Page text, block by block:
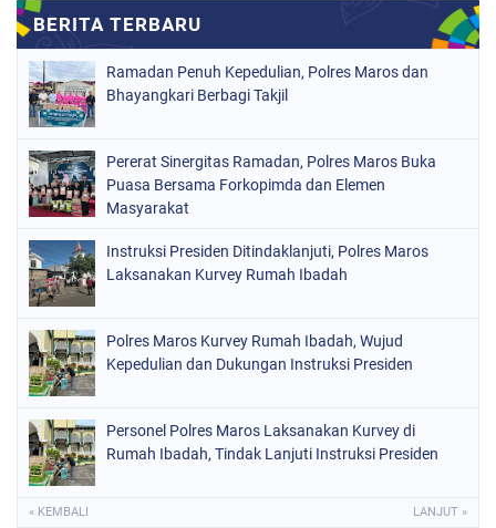
Ramadan Penuh Kepedulian, Polres Maros dan
Bhayangkari Berbagi Takjil
Pererat Sinergitas Ramadan, Polres Maros Buka
Puasa Bersama Forkopimda dan Elemen
Masyarakat
Instruksi Presiden Ditindaklanjuti, Polres Maros
Laksanakan Kurvey Rumah Ibadah
Polres Maros Kurvey Rumah Ibadah, Wujud
Kepedulian dan Dukungan Instruksi Presiden
Personel Polres Maros Laksanakan Kurvey di
Rumah Ibadah, Tindak Lanjuti Instruksi Presiden
« KEMBALI LANJUT »